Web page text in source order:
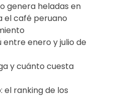
genera heladas en
el café peruano
enero y julio de
y cuánto cuesta
el ranking de los